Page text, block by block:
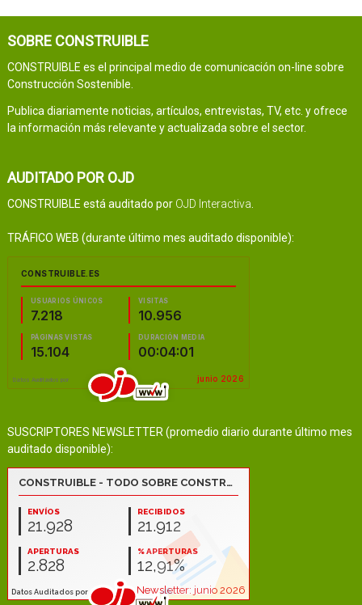
SOBRE CONSTRUIBLE
CONSTRUIBLE es el principal medio de comunicación on-line sobre
Construcción Sostenible.
Publica diariamente noticias, artículos, entrevistas, TV, etc. y ofrece
la información más relevante y actualizada sobre el sector.
AUDITADO POR OJD
CONSTRUIBLE está auditado por OJD Interactiva
TRÁFICO WEB (durante último mes auditado disponible):
SUSCRIPTORES NEWSLETTER (promedio diario durante último mes
auditado disponible):